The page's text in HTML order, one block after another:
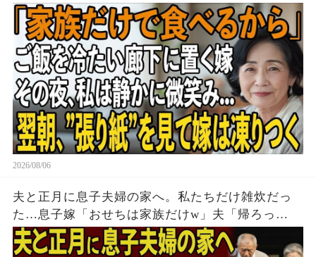
って姿を消した→翌朝、玄関の張り紙に息子嫁は
顔面蒼白に
2026/08/06
夫と正月に息子夫婦の家へ。私たちだけ雑炊だっ
た…息子嫁「おせちは家族だけw」夫「帰ろっ
か…」私「そうね」→翌日、息子嫁から100件の鬼
電が…